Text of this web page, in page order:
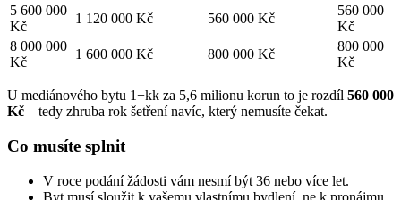
5 600 000
Kč
1 120 000 Kč 560 000 Kč
560 000
Kč
8 000 000
Kč
1 600 000 Kč 800 000 Kč
800 000
Kč
U mediánového bytu 1+kk za 5,6 milionu korun to je rozdíl 560 000
Kč – tedy zhruba rok šetření navíc, který nemusíte čekat.
Co musíte splnit
V roce podání žádosti vám nesmí být 36 nebo více let.
Byt musí sloužit k vašemu vlastnímu bydlení, ne k pronájmu.